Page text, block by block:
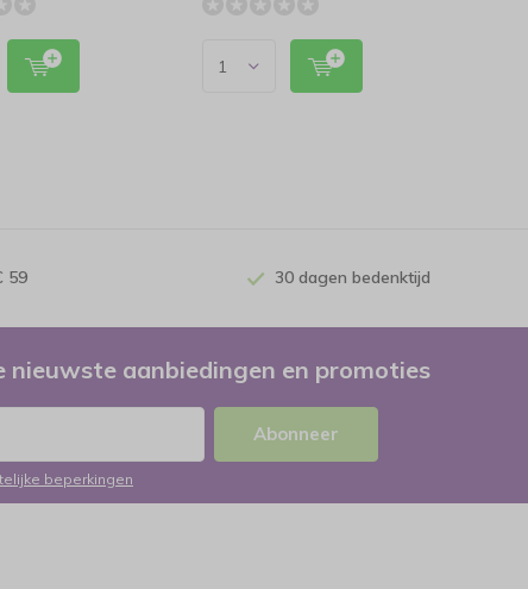
59 30 dagen bedenktijd
nieuwste aanbiedingen en promoties
Abonneer
beperkingen